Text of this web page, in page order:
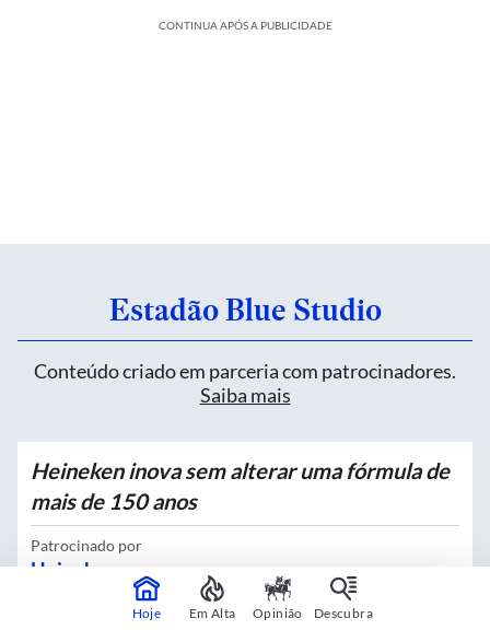
CONTINUA APÓS A PUBLICIDADE
Estadão Blue Studio
Conteúdo criado em parceria com patrocinadores.
Saiba mais
Heineken inova sem alterar uma fórmula de
mais de 150 anos
Patrocinado por
Heineken
Hoje Em Alta Opinião Descubra